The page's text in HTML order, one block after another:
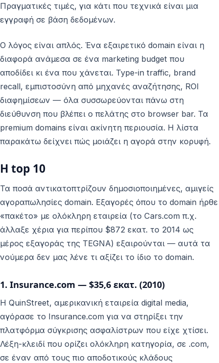
Πραγματικές τιμές, για κάτι που τεχνικά είναι μια
εγγραφή σε βάση δεδομένων.
Ο λόγος είναι απλός. Ένα εξαιρετικό domain είναι η
διαφορά ανάμεσα σε ένα marketing budget που
αποδίδει κι ένα που χάνεται. Type-in traffic, brand
recall, εμπιστοσύνη από μηχανές αναζήτησης, ROI
διαφημίσεων — όλα συσσωρεύονται πάνω στη
διεύθυνση που βλέπει ο πελάτης στο browser bar. Τα
premium domains είναι ακίνητη περιουσία. Η λίστα
παρακάτω δείχνει πώς μοιάζει η αγορά στην κορυφή.
Η top 10
Τα ποσά αντικατοπτρίζουν δημοσιοποιημένες, αμιγείς
αγοραπωλησίες domain. Εξαγορές όπου το domain ήρθε
«πακέτο» με ολόκληρη εταιρεία (το Cars.com π.χ.
άλλαξε χέρια για περίπου $872 εκατ. το 2014 ως
μέρος εξαγοράς της TEGNA) εξαιρούνται — αυτά τα
νούμερα δεν μας λένε τι αξίζει το ίδιο το domain.
1. Insurance.com — $35,6 εκατ. (2010)
Η QuinStreet, αμερικανική εταιρεία digital media,
αγόρασε το Insurance.com για να στηρίξει την
πλατφόρμα σύγκρισης ασφαλίστρων που είχε χτίσει.
Λέξη-κλειδί που ορίζει ολόκληρη κατηγορία, σε .com,
σε έναν από τους πιο αποδοτικούς κλάδους